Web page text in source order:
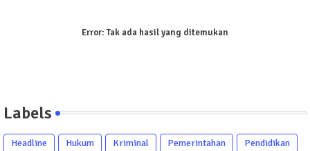
Error:Tak ada hasil yang ditemukan
Labels
Headline Hukum Kriminal Pemerintahan Pendidikan